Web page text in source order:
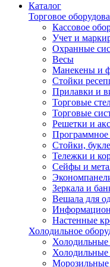
Каталог
Торговое
Кассовое
Учет и
Охранные
Весы
Манекены и
Стойки
Прилавки и
Торговые
Торговые
Решетки и
Программное
Стойки,
Тележки и
Сейфы и
Зеркала и
Вешала для
Настенные
Холодильное
Морозильные